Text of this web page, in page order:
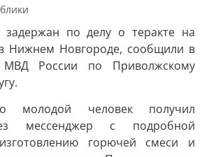
задержан по делу о теракте на
Нижнем Новгороде, сообщили в
МВД России по Приволжскому
молодой человек получил
мессенджер с подробной
горючей смеси и